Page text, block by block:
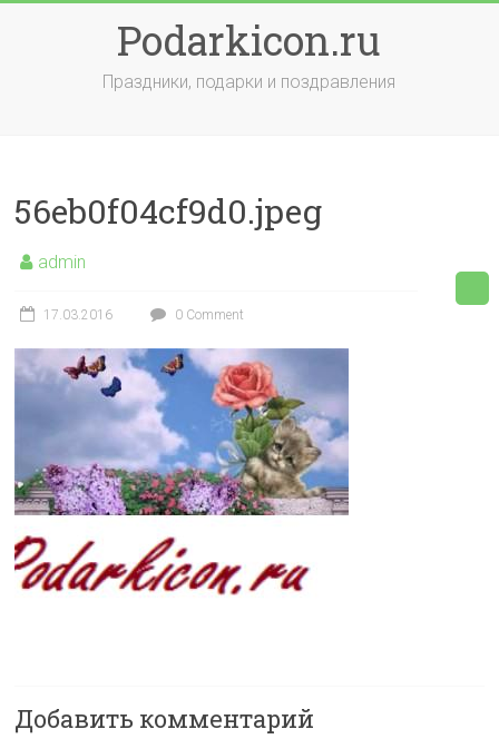
Podarkicon.ru
Праздники, подарки и поздравления
56eb0f04cf9d0.jpeg
admin
17.03.2016 0 Comment
Добавить комментарий